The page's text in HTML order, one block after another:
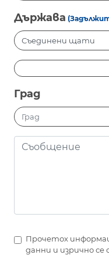
Държава
Град
Прочетох
данни и изрично се